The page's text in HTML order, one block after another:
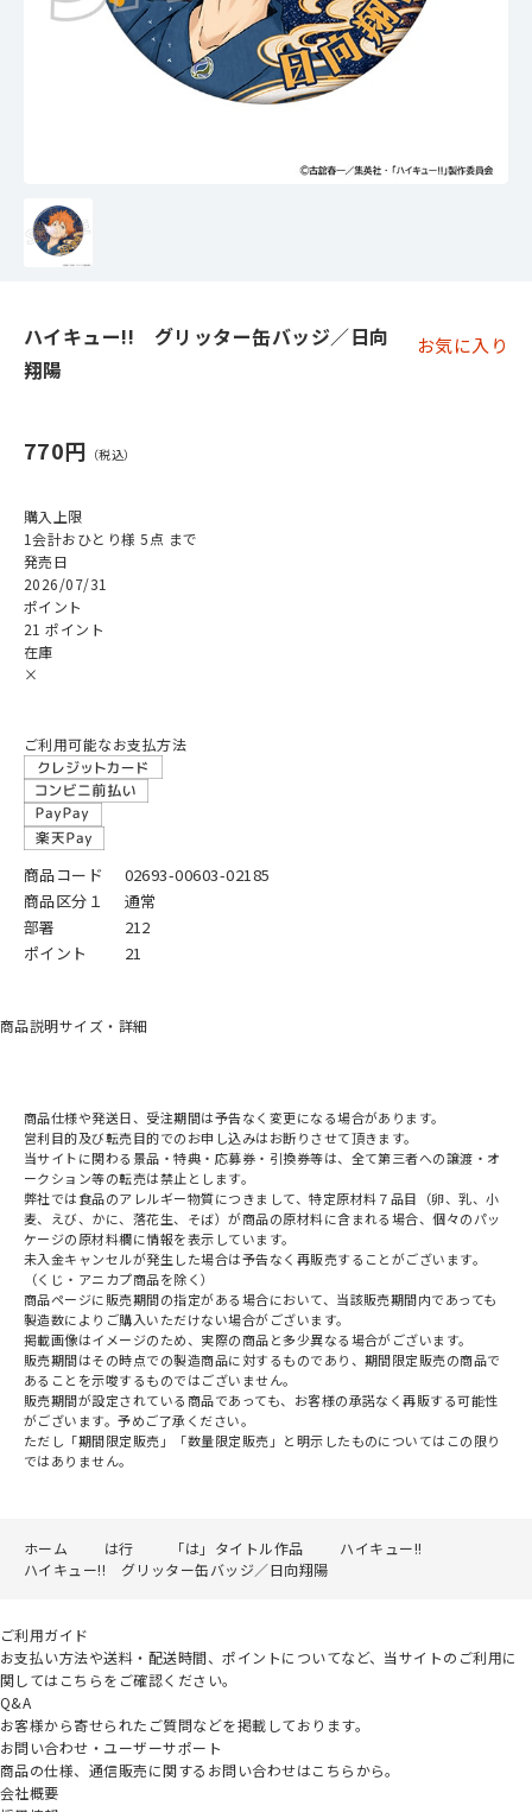
ハイキュー!! グリッター缶バッジ／日向
翔陽
お気に入り
770円
購入上限
1会計おひとり様 5点 まで
発売日
2026/07/31
ポイント
21 ポイント
在庫
×
ご利用可能なお支払方法
商品コード
02693-00603-02185
商品区分１
通常
部署
212
ポイント
21
商品説明サイズ・詳細
商品仕様や発送日、受注期間は予告なく変更になる場合があります。
営利目的及び転売目的でのお申し込みはお断りさせて頂きます。
当サイトに関わる景品・特典・応募券・引換券等は、全て第三者への譲渡・オ
ークション等の転売は禁止とします。
弊社では食品のアレルギー物質につきまして、特定原材料７品目（卵、乳、小
麦、えび、かに、落花生、そば）が商品の原材料に含まれる場合、個々のパッ
ケージの原材料欄に情報を表示しています。
未入金キャンセルが発生した場合は予告なく再販売することがございます。
（くじ・アニカプ商品を除く）
商品ページに販売期間の指定がある場合において、当該販売期間内であっても
製造数によりご購入いただけない場合がございます。
掲載画像はイメージのため、実際の商品と多少異なる場合がございます。
販売期間はその時点での製造商品に対するものであり、期間限定販売の商品で
あることを示唆するものではございません。
販売期間が設定されている商品であっても、お客様の承諾なく再販する可能性
がございます。予めご了承ください。
ただし「期間限定販売」「数量限定販売」と明示したものについてはこの限り
ではありません。
ホーム は行 「は」タイトル作品
ハイキュー!!
ハイキュー!! グリッター缶バッジ／日向翔陽
ご利用ガイド
お支払い方法や送料・配送時間、ポイントについてなど、当サイトのご利用に
関してはこちらをご確認ください。
Q&A
お客様から寄せられたご質問などを掲載しております。
お問い合わせ・ユーザーサポート
商品の仕様、通信販売に関するお問い合わせはこちらから。
会社概要